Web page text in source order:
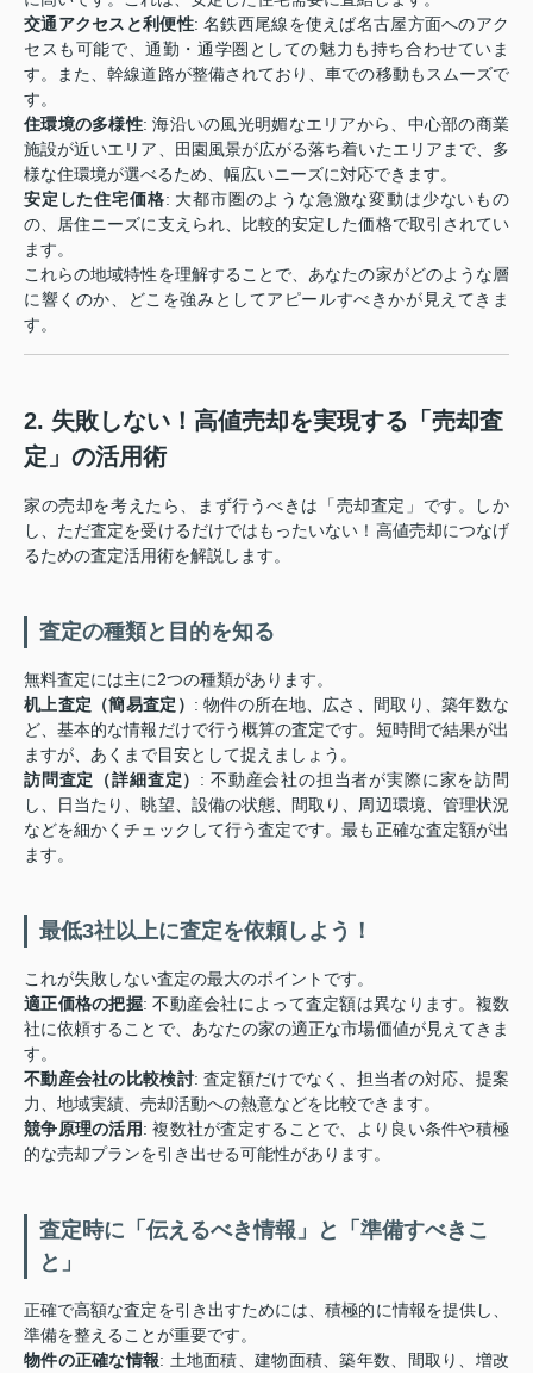
交通アクセスと利便性: 名鉄西尾線を使えば名古屋方面へのアク
セスも可能で、通勤・通学圏としての魅力も持ち合わせていま
す。また、幹線道路が整備されており、車での移動もスムーズで
す。
住環境の多様性: 海沿いの風光明媚なエリアから、中心部の商業
施設が近いエリア、田園風景が広がる落ち着いたエリアまで、多
様な住環境が選べるため、幅広いニーズに対応できます。
安定した住宅価格: 大都市圏のような急激な変動は少ないもの
の、居住ニーズに支えられ、比較的安定した価格で取引されてい
ます。
これらの地域特性を理解することで、あなたの家がどのような層
に響くのか、どこを強みとしてアピールすべきかが見えてきま
す。
2. 失敗しない！高値売却を実現する「売却査
定」の活用術
家の売却を考えたら、まず行うべきは「売却査定」です。しか
し、ただ査定を受けるだけではもったいない！高値売却につなげ
るための査定活用術を解説します。
査定の種類と目的を知る
無料査定には主に2つの種類があります。
机上査定（簡易査定） : 物件の所在地、広さ、間取り、築年数な
ど、基本的な情報だけで行う概算の査定です。短時間で結果が出
ますが、あくまで目安として捉えましょう。
訪問査定（詳細査定） : 不動産会社の担当者が実際に家を訪問
し、日当たり、眺望、設備の状態、間取り、周辺環境、管理状況
などを細かくチェックして行う査定です。最も正確な査定額が出
ます。
最低3社以上に査定を依頼しよう！
これが失敗しない査定の最大のポイントです。
適正価格の把握: 不動産会社によって査定額は異なります。複数
社に依頼することで、あなたの家の適正な市場価値が見えてきま
す。
不動産会社の比較検討: 査定額だけでなく、担当者の対応、提案
力、地域実績、売却活動への熱意などを比較できます。
競争原理の活用: 複数社が査定することで、より良い条件や積極
的な売却プランを引き出せる可能性があります。
査定時に「伝えるべき情報」と「準備すべきこ
と」
正確で高額な査定を引き出すためには、積極的に情報を提供し、
準備を整えることが重要です。
物件の正確な情報: 土地面積、建物面積、築年数、間取り、増改